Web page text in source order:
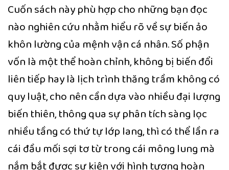
Cuốn sách này phù hợp cho những bạn đọc
nào nghiên cứu nhằm hiểu rõ về sự biến ảo
khôn lường của mệnh vận cá nhân. Số phận
vốn là một thể hoàn chỉnh, không bị biến đổi
liên tiếp hay là lịch trình thăng trầm không có
quy luật, cho nên cần dựa vào nhiều đại lượng
biến thiên, thông qua sự phân tích sàng lọc
nhiều tầng có thứ tự lớp lang, thì có thể lần ra
cái đầu mối sợi tơ từ trong cái mông lung mà
nắm bắt được sự kiện với hình tượng hoàn